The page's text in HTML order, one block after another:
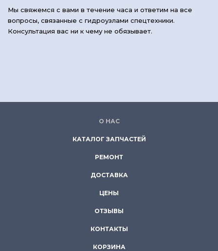
Мы свяжемся с вами в течение часа и ответим на все
вопросы, связанные с гидроузлами спецтехники.
Консультация вас ни к чему не обязывает.
О НАС
КАТАЛОГ ЗАПЧАСТЕЙ
РЕМОНТ
ДОСТАВКА
ЦЕНЫ
ОТЗЫВЫ
КОНТАКТЫ
КОРЗИНА